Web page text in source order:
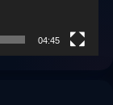
04:45